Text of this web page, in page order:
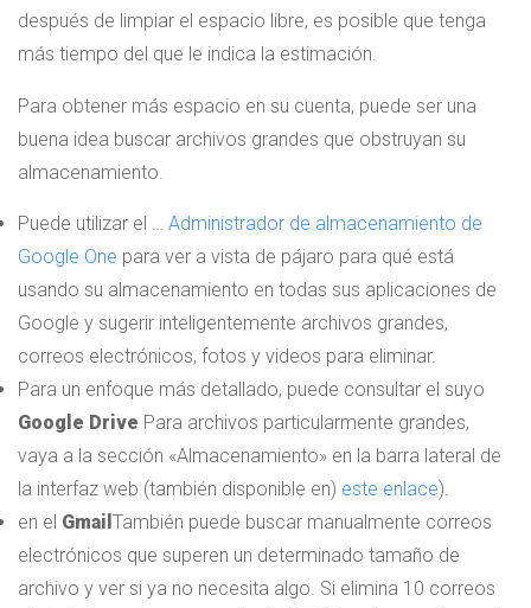
después de limpiar el espacio libre, es posible que tenga
más tiempo del que le indica la estimación.
Para obtener más espacio en su cuenta, puede ser una
buena idea buscar archivos grandes que obstruyan su
almacenamiento.
Puede utilizar el … Administrador de almacenamiento de
Google One para ver a vista de pájaro para qué está
usando su almacenamiento en todas sus aplicaciones de
Google y sugerir inteligentemente archivos grandes,
correos electrónicos, fotos y videos para eliminar.
Para un enfoque más detallado, puede consultar el suyo
Google Drive Para archivos particularmente grandes,
vaya a la sección «Almacenamiento» en la barra lateral de
la interfaz web (también disponible en) este enlace).
en el Gmail También puede buscar manualmente correos
electrónicos que superen un determinado tamaño de
archivo y ver si ya no necesita algo. Si elimina 10 correos